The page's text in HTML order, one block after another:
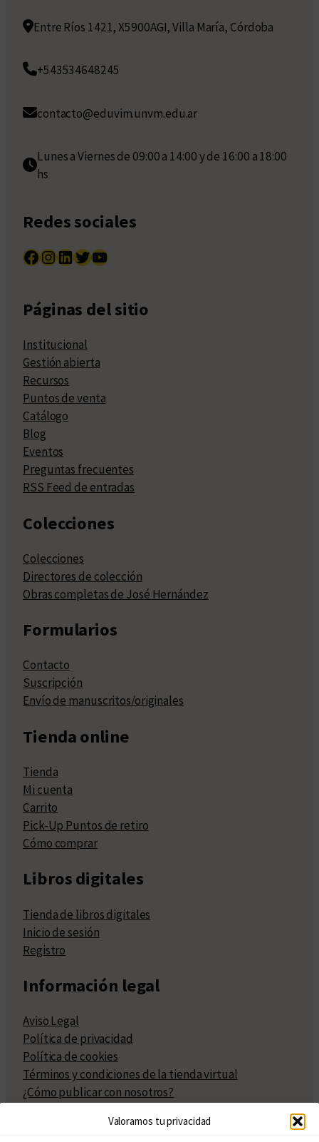
Valoramos tu privacidad
Entre Ríos 1421, X5900AGI, Villa María, Córdoba
+543534648245
contacto@eduvim.unvm.edu.ar
Lunes a Viernes de 09:00 a 14:00 y de 16:00 a 18:00
hs
Redes sociales
Facebook InstagramLinkedIn Twitter YouTube
Páginas del sitio
Institucional
Gestión abierta
Recursos
Puntos de venta
Catálogo
Blog
Eventos
Preguntas frecuentes
RSS Feed de entradas
Colecciones
Colecciones
Directores de colección
Obras completas de José Hernández
Formularios
Contacto
Suscripción
Envío de manuscritos/originales
Tienda online
Tienda
Mi cuenta
Carrito
Pick-Up Puntos de retiro
Cómo comprar
Libros digitales
Tienda de libros digitales
Inicio de sesión
Registro
Información legal
Aviso Legal
Política de privacidad
Política de cookies
Términos y condiciones de la tienda virtual
¿Cómo publicar con nosotros?
Políticas de publicación